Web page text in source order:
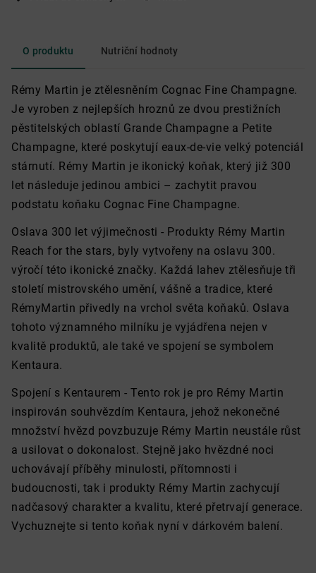
O produktu Nutriční hodnoty
Rémy Martin je ztělesněním Cognac Fine Champagne.
Je vyroben z nejlepších hroznů ze dvou prestižních
pěstitelských oblastí Grande Champagne a Petite
Champagne, které poskytují eaux-de-vie velký potenciál
stárnutí. Rémy Martin je ikonický koňak, který již 300
let následuje jedinou ambici – zachytit pravou
podstatu koňaku Cognac Fine Champagne.
Oslava 300 let výjimečnosti - Produkty Rémy Martin
Reach for the stars, byly vytvořeny na oslavu 300.
výročí této ikonické značky. Každá lahev ztělesňuje tři
století mistrovského umění, vášně a tradice, které
RémyMartin přivedly na vrchol světa koňaků. Oslava
tohoto významného milníku je vyjádřena nejen v
kvalitě produktů, ale také ve spojení se symbolem
Kentaura.
Spojení s Kentaurem - Tento rok je pro Rémy Martin
inspirován souhvězdím Kentaura, jehož nekonečné
množství hvězd povzbuzuje Rémy Martin neustále růst
a usilovat o dokonalost. Stejně jako hvězdné noci
uchovávají příběhy minulosti, přítomnosti i
budoucnosti, tak i produkty Rémy Martin zachycují
nadčasový charakter a kvalitu, které přetrvají generace.
Vychuznejte si tento koňak nyní v dárkovém balení.